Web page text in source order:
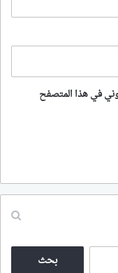
في هذا المتصفح